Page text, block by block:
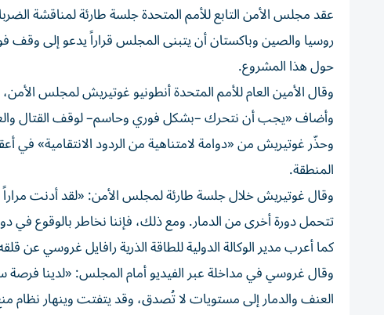
عقد مجلس الأمن التابع للأمم المتحدة جلسة طارئة لمناقشة
روسيا والصين وباكستان أن يتبنى المجلس قراراً يدعو إلى
حول هذا المشروع.
وقال الأمين العام للأمم المتحدة أنطونيو غوتيريش لمجلس
وأضاف «يجب أن نتحرك –بشكل فوري وحاسم– لوقف القتال
وحذّر غوتيريش من «دوامة لامتناهية من الردود الانتقامية» في
المنطقة.
وقال غوتيريش خلال جلسة طارئة لمجلس الأمن: «لقد أدنت
تتحمل دورة أخرى من الدمار. ومع ذلك، فإننا نخاطر بالوقوع في
كما أعرب مدير الوكالة الدولية للطاقة الذرية رافايل غروسي
وقال غروسي في مداخلة عبر الفيديو أمام المجلس: «لدينا فرصة
العنف والدمار إلى مستويات لا تُصدق، وقد يتفتت وينهار نظام